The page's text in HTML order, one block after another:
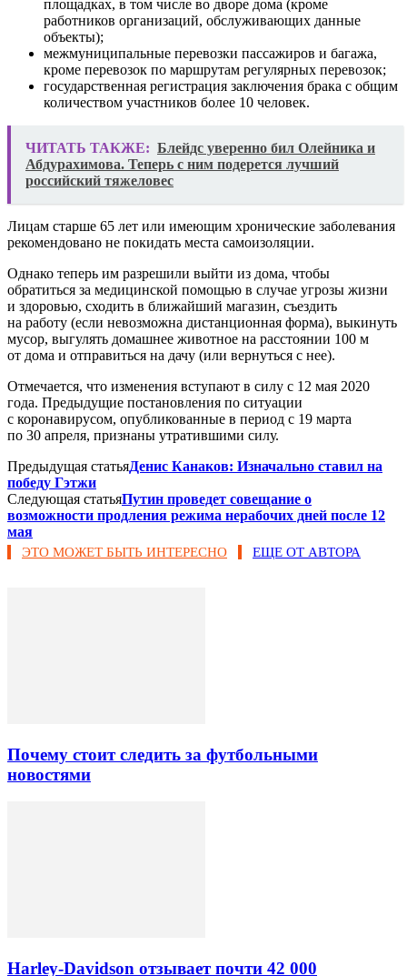
площадках, в том числе во дворе дома (кроме
работников организаций, обслуживающих данные
объекты);
межмуниципальные перевозки пассажиров и багажа,
кроме перевозок по маршрутам регулярных перевозок;
государственная регистрация заключения брака с общим
количеством участников более 10 человек.
ЧИТАТЬ ТАКЖЕ: Блейдс уверенно бил Олейника и
Абдурахимова. Теперь с ним подерется лучший
российский тяжеловес
Лицам старше 65 лет или имеющим хронические заболевания
рекомендовано не покидать места самоизоляции.
Однако теперь им разрешили выйти из дома, чтобы
обратиться за медицинской помощью в случае угрозы жизни
и здоровью, сходить в ближайший магазин, съездить
на работу (если невозможна дистанционная форма), выкинуть
мусор, выгулять домашнее животное на расстоянии 100 м
от дома и отправиться на дачу (или вернуться с нее).
Отмечается, что изменения вступают в силу с 12 мая 2020
года. Предыдущие постановления по ситуации
с коронавирусом, опубликованные в период с 19 марта
по 30 апреля, признаны утратившими силу.
Предыдущая статьяДенис Канаков: Изначально ставил на
победу Гэтжи
Следующая статьяПутин проведет совещание о
возможности продления режима нерабочих дней после 12
мая
ЭТО МОЖЕТ БЫТЬ ИНТЕРЕСНО ЕЩЕ ОТ АВТОРА
Почему стоит следить за футбольными
новостями
Harley-Davidson отзывает почти 42 000